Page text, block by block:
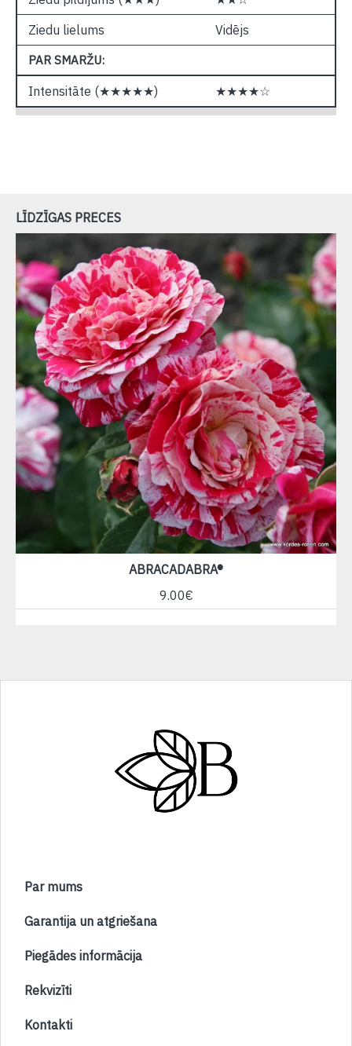
Ziedu lielums
Vidējs
PAR SMARŽU:
Intensitāte (★★★★★) ★★★★☆
LĪDZĪGAS PRECES
ABRACADABRA®
9.00€
Par mums
Garantija un atgriešana
Piegādes informācija
Rekvizīti
Kontakti